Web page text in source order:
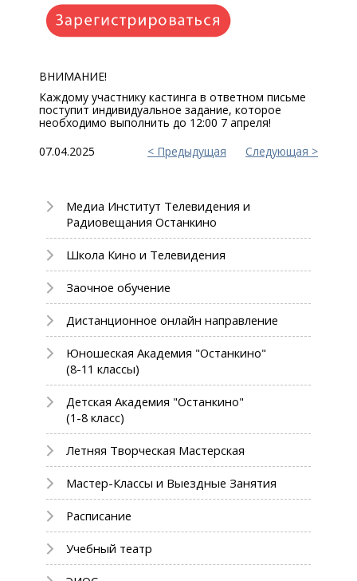
ВНИМАНИЕ!
Каждому участнику кастинга в ответном письме
поступит индивидуальное задание, которое
необходимо выполнить до 12:00 7 апреля!
07.04.2025
Предыдущая Следующая
Медиа Институт Телевидения и
Радиовещания Останкино
Школа Кино и Телевидения
Заочное обучение
Дистанционное онлайн направление
Юношеская Академия "Останкино"
(8-11 классы)
Детская Академия "Останкино"
(1-8 класс)
Летняя Творческая Мастерская
Мастер-Классы и Выездные Занятия
Расписание
Учебный театр